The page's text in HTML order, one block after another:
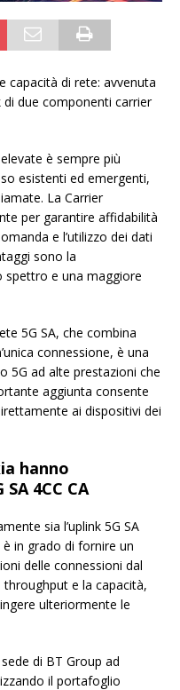
capacità di rete: avvenuta
di due componenti carrier
è sempre più
esistenti ed emergenti,
La Carrier
per garantire affidabilità
e l’utilizzo dei dati
sono la
spettro e una maggiore
5G SA, che combina
connessione, è una
5G ad alte prestazioni che
aggiunta consente
ai dispositivi dei
hanno
4CC CA
sia l’uplink 5G SA
è in grado di fornire un
delle connessioni dal
e la capacità,
ulteriormente le
di BT Group ad
il portafoglio